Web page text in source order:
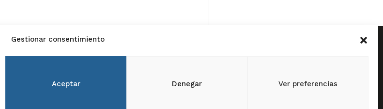
Gestionar consentimiento
Aceptar Denegar Ver preferencias
Calle Guillermo Poole de
959 815 505
Teléfono y Fax:959 412 342